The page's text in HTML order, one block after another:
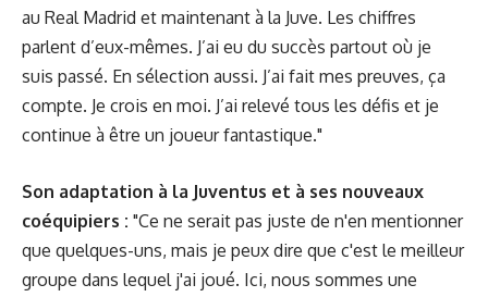
au Real Madrid et maintenant à la Juve. Les chiffres
parlent d’eux-mêmes. J’ai eu du succès partout où je
suis passé. En sélection aussi. J’ai fait mes preuves, ça
compte. Je crois en moi. J’ai relevé tous les défis et je
continue à être un joueur fantastique."
Son adaptation à la Juventus et à ses nouveaux
coéquipiers : "Ce ne serait pas juste de n'en mentionner
que quelques-uns, mais je peux dire que c'est le meilleur
groupe dans lequel j'ai joué. Ici, nous sommes une